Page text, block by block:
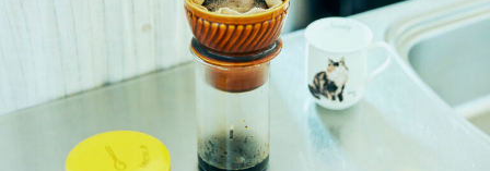
[12星座別] Weekly Holoscope
[12星座別] Monthly Love Holoscope
女神まり愛のタロットメッセージ
HEALTH
自分にやさしく